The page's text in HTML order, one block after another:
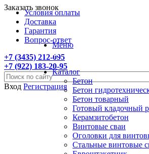
Условия оплаты
Доставка
Гарантия
Вопрос-ответ
+7 (3435) 212-095
+7 (922) 183-20-95
Заказать звонок
Вход Регистрация
Меню
Каталог
Бетон
Бетон
Бетон товарный
Готовый кладочный
Керамзитобетон
Винтовые сваи
Оголовки для
Стальные винтовые